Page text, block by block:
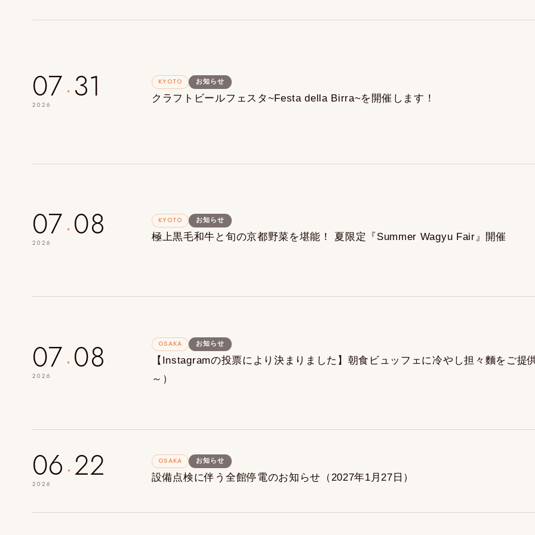
07.31
2026
KYOTO お知らせ
クラフトビールフェスタ~Festa della Birra~を開催します！
07.08
2026
KYOTO お知らせ
極上黒毛和牛と旬の京都野菜を堪能！ 夏限定『Summer Wagyu Fair』開催
07.08
2026
OSAKA お知らせ
【Instagramの投票により決まりました】朝食ビュッフェに冷やし担々麵をご提
～）
06.22
2026
OSAKA お知らせ
設備点検に伴う全館停電のお知らせ（2027年1月27日）